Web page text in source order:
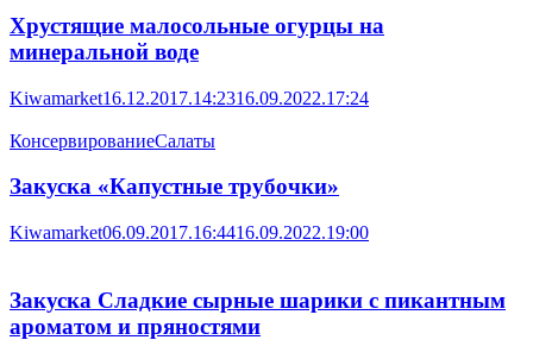
Хрустящие малосольные огурцы на
минеральной воде
Kiwamarket16.12.2017.14:2316.09.2022.17:24
КонсервированиеСалаты
Закуска «Капустные трубочки»
Kiwamarket06.09.2017.16:4416.09.2022.19:00
Закуска Сладкие сырные шарики с пикантным
ароматом и пряностями